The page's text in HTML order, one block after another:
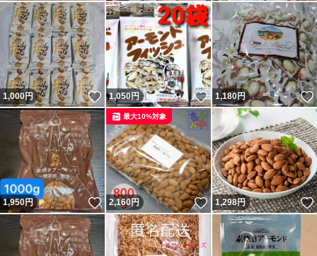
煎りたてアーモンド 無塩 添加物不使用 植物油不使用
ブランド：カリフォルニア堅果
低糖質
ローカーボ
おつまみ
お菓子作り
おやつ
ギルトフリー
ダイエット
1,000円 いいね！
1,050円 いいね！
1,180円
1,950円 いいね！
2,160円 いいね！
最大10%対象
1,298円